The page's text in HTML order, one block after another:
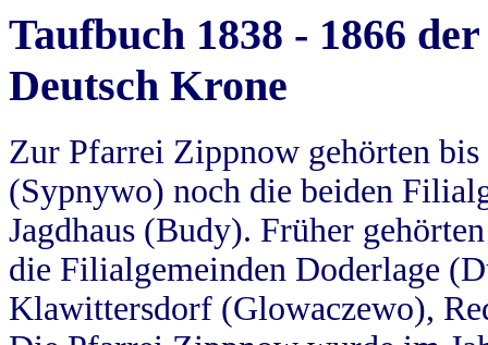
Taufbuch 1838 - 1866
Deutsch Krone
Zur Pfarrei Zippnow gehörten
(Sypnywo) noch die beiden
Jagdhaus (Budy). Früher
die Filialgemeinden Doderlage
Klawittersdorf (Glowaczewo),